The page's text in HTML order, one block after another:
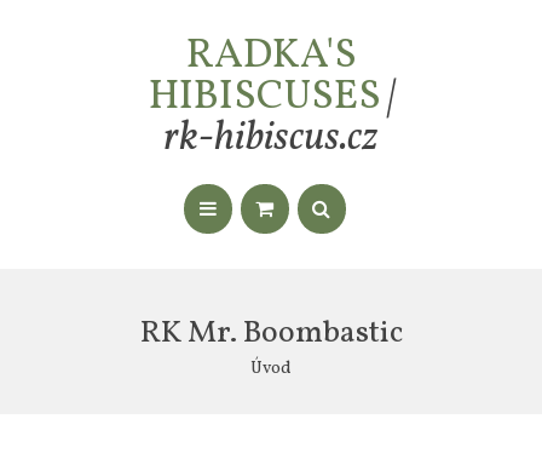
RADKA'S
HIBISCUSES|
rk-hibiscus.cz
RK Mr. Boombastic
Úvod